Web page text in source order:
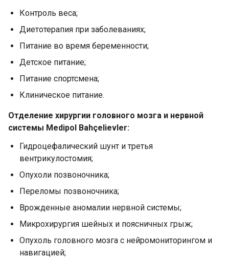
Контроль веса;
Диетотерапия при заболеваниях;
Питание во время беременности;
Детское питание;
Питание спортсмена;
Клиническое питание.
Отделение хирургии головного мозга и нервной
системы Medipol Bahçelievler:
Гидроцефалический шунт и третья
вентрикулостомия;
Опухоли позвоночника;
Переломы позвоночника;
Врожденные аномалии нервной системы;
Микрохирургия шейных и поясничных грыж;
Опухоль головного мозга с нейромониторингом и
навигацией;